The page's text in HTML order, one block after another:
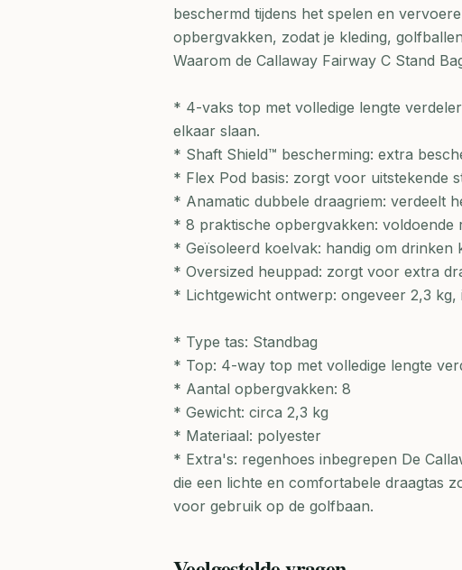
beschermd tijdens het spelen en
opbergvakken, zodat je kleding,
Waarom de Callaway Fairway C Stand
* 4-vaks top met volledige lengte
elkaar slaan.
* Shaft Shield™ bescherming: extra
* Flex Pod basis: zorgt voor uitstekende
* Anamatic dubbele draagriem: verdeelt
* 8 praktische opbergvakken: voldoende
* Geïsoleerd koelvak: handig om drinken
* Oversized heuppad: zorgt voor extra
* Lichtgewicht ontwerp: ongeveer 2,3
* Type tas: Standbag
* Top: 4-way top met volledige lengte
* Aantal opbergvakken: 8
* Gewicht: circa 2,3 kg
* Materiaal: polyester
* Extra's: regenhoes inbegrepen De
die een lichte en comfortabele draagtas
voor gebruik op de golfbaan.